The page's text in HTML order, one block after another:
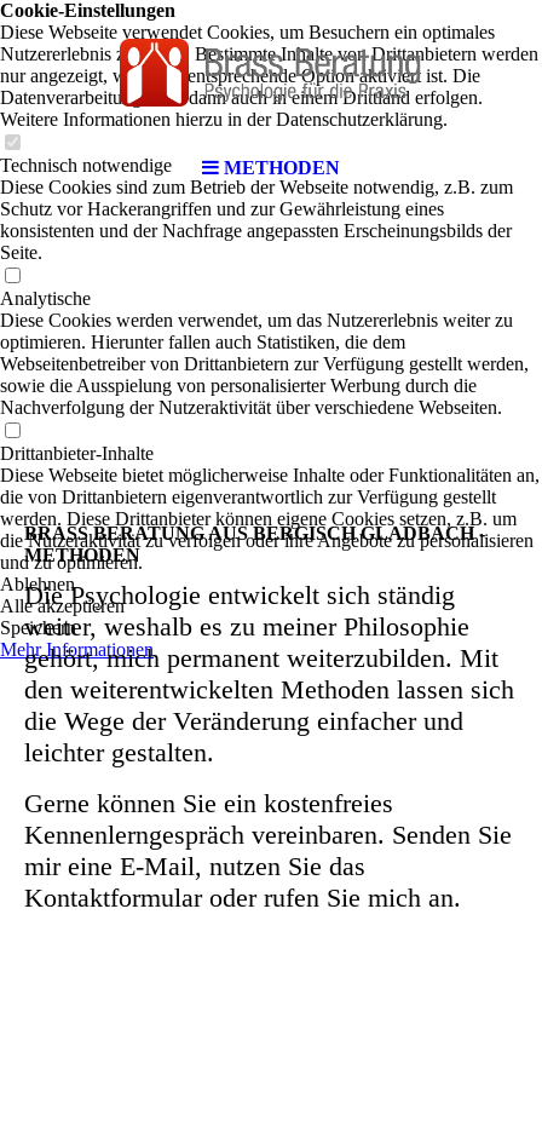
METHODEN
BRASS BERATUNG AUS BERGISCH GLADBACH -
METHODEN
Die Psychologie entwickelt sich ständig
weiter, weshalb es zu meiner Philosophie
gehört, mich permanent weiterzubilden. Mit
den weiterentwickelten Methoden lassen sich
die Wege der Veränderung einfacher und
leichter gestalten.
Gerne können Sie ein kostenfreies
Kennenlerngespräch vereinbaren. Senden Sie
mir eine E-Mail, nutzen Sie das
Kontaktformular oder rufen Sie mich an.
Cookie-Einstellungen
Diese Webseite verwendet Cookies, um Besuchern ein optimales
Nutzererlebnis zu bieten. Bestimmte Inhalte von Drittanbietern werden
nur angezeigt, wenn die entsprechende Option aktiviert ist. Die
Datenverarbeitung kann dann auch in einem Drittland erfolgen.
Weitere Informationen hierzu in der Datenschutzerklärung.
Technisch notwendige
Diese Cookies sind zum Betrieb der Webseite notwendig, z.B. zum
Schutz vor Hackerangriffen und zur Gewährleistung eines
konsistenten und der Nachfrage angepassten Erscheinungsbilds der
Seite.
Analytische
Diese Cookies werden verwendet, um das Nutzererlebnis weiter zu
optimieren. Hierunter fallen auch Statistiken, die dem
Webseitenbetreiber von Drittanbietern zur Verfügung gestellt werden,
sowie die Ausspielung von personalisierter Werbung durch die
Nachverfolgung der Nutzeraktivität über verschiedene Webseiten.
Drittanbieter-Inhalte
Diese Webseite bietet möglicherweise Inhalte oder Funktionalitäten an,
die von Drittanbietern eigenverantwortlich zur Verfügung gestellt
werden. Diese Drittanbieter können eigene Cookies setzen, z.B. um
die Nutzeraktivität zu verfolgen oder ihre Angebote zu personalisieren
und zu optimieren.
Ablehnen
Alle akzeptieren
Speichern
Mehr Informationen